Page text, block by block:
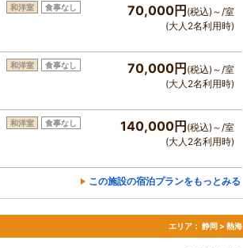
和洋室 食事なし 70,000円 (税込)～/室
(大人2名利用時)
和洋室 食事なし 70,000円 (税込)～/室
(大人2名利用時)
和洋室 食事なし 140,000円 (税込)～/室
(大人2名利用時)
この施設の宿泊プランをもっとみる
エリア： 静岡 > 熱海